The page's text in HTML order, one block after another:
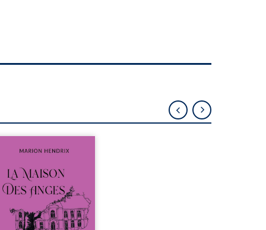
sommes en 1979, soit 15
Anatole-Eustache.
devra affronter non
un inconnu qui rôde
du domaine et dont
le fidèle majordome,
les visites, le passé